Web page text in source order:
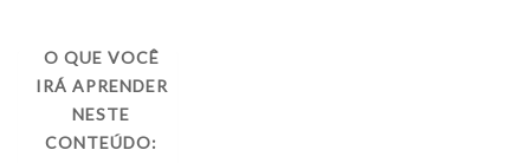
O QUE VOCÊ
IRÁ APRENDER
NESTE
CONTEÚDO:
Ovo Bentô
Ovo Cravejado
Mini Ovos